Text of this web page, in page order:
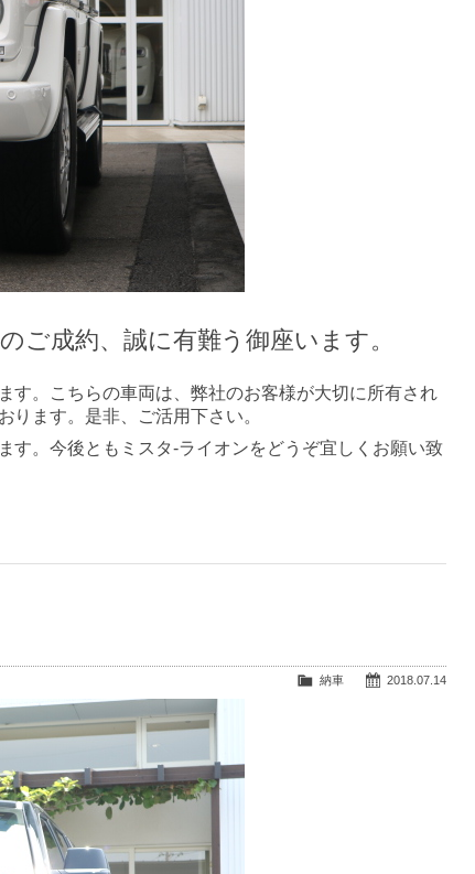
成約、誠に有難う御座います。
す。こちらの車両は、弊社のお客様が大切に所有され
ります。是非、ご活用下さい。
す。今後ともミスタ-ライオンをどうぞ宜しくお願い致
2018.07.14
納車